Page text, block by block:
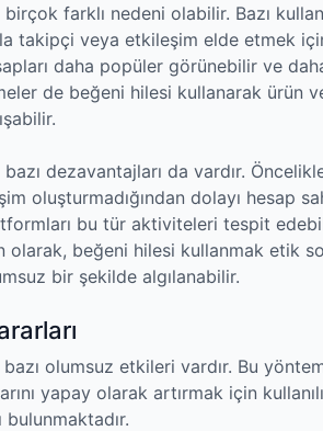
farklı nedeni olabilir. Bazı
takipçi veya etkileşim elde etmek için
daha popüler görünebilir ve
de beğeni hilesi kullanarak ürün
bazı dezavantajları da vardır.
oluşturmadığından dolayı hesap
bu tür aktiviteleri tespit
olarak, beğeni hilesi kullanmak etik
bir şekilde algılanabilir.
bazı olumsuz etkileri vardır. Bu
yapay olarak artırmak için
bulunmaktadır.